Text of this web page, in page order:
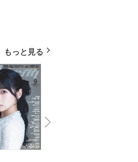
もっと見る
N
e
x
t